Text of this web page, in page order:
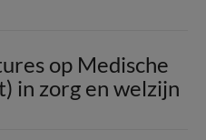
op Medische
in zorg en welzijn